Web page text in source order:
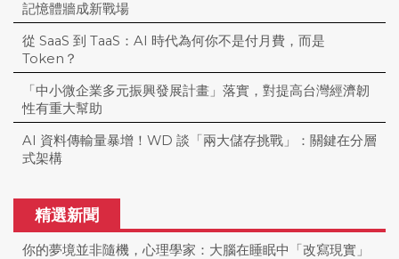
記憶體牆成新戰場
從 SaaS 到 TaaS：AI 時代為何你不是付月費，而是
Token？
「中小微企業多元振興發展計畫」落實，對提高台灣經濟韌
性有重大幫助
AI 資料傳輸量暴增！WD 談「兩大儲存挑戰」：關鍵在分層
式架構
精選新聞
你的夢境並非隨機，心理學家：大腦在睡眠中「改寫現實」